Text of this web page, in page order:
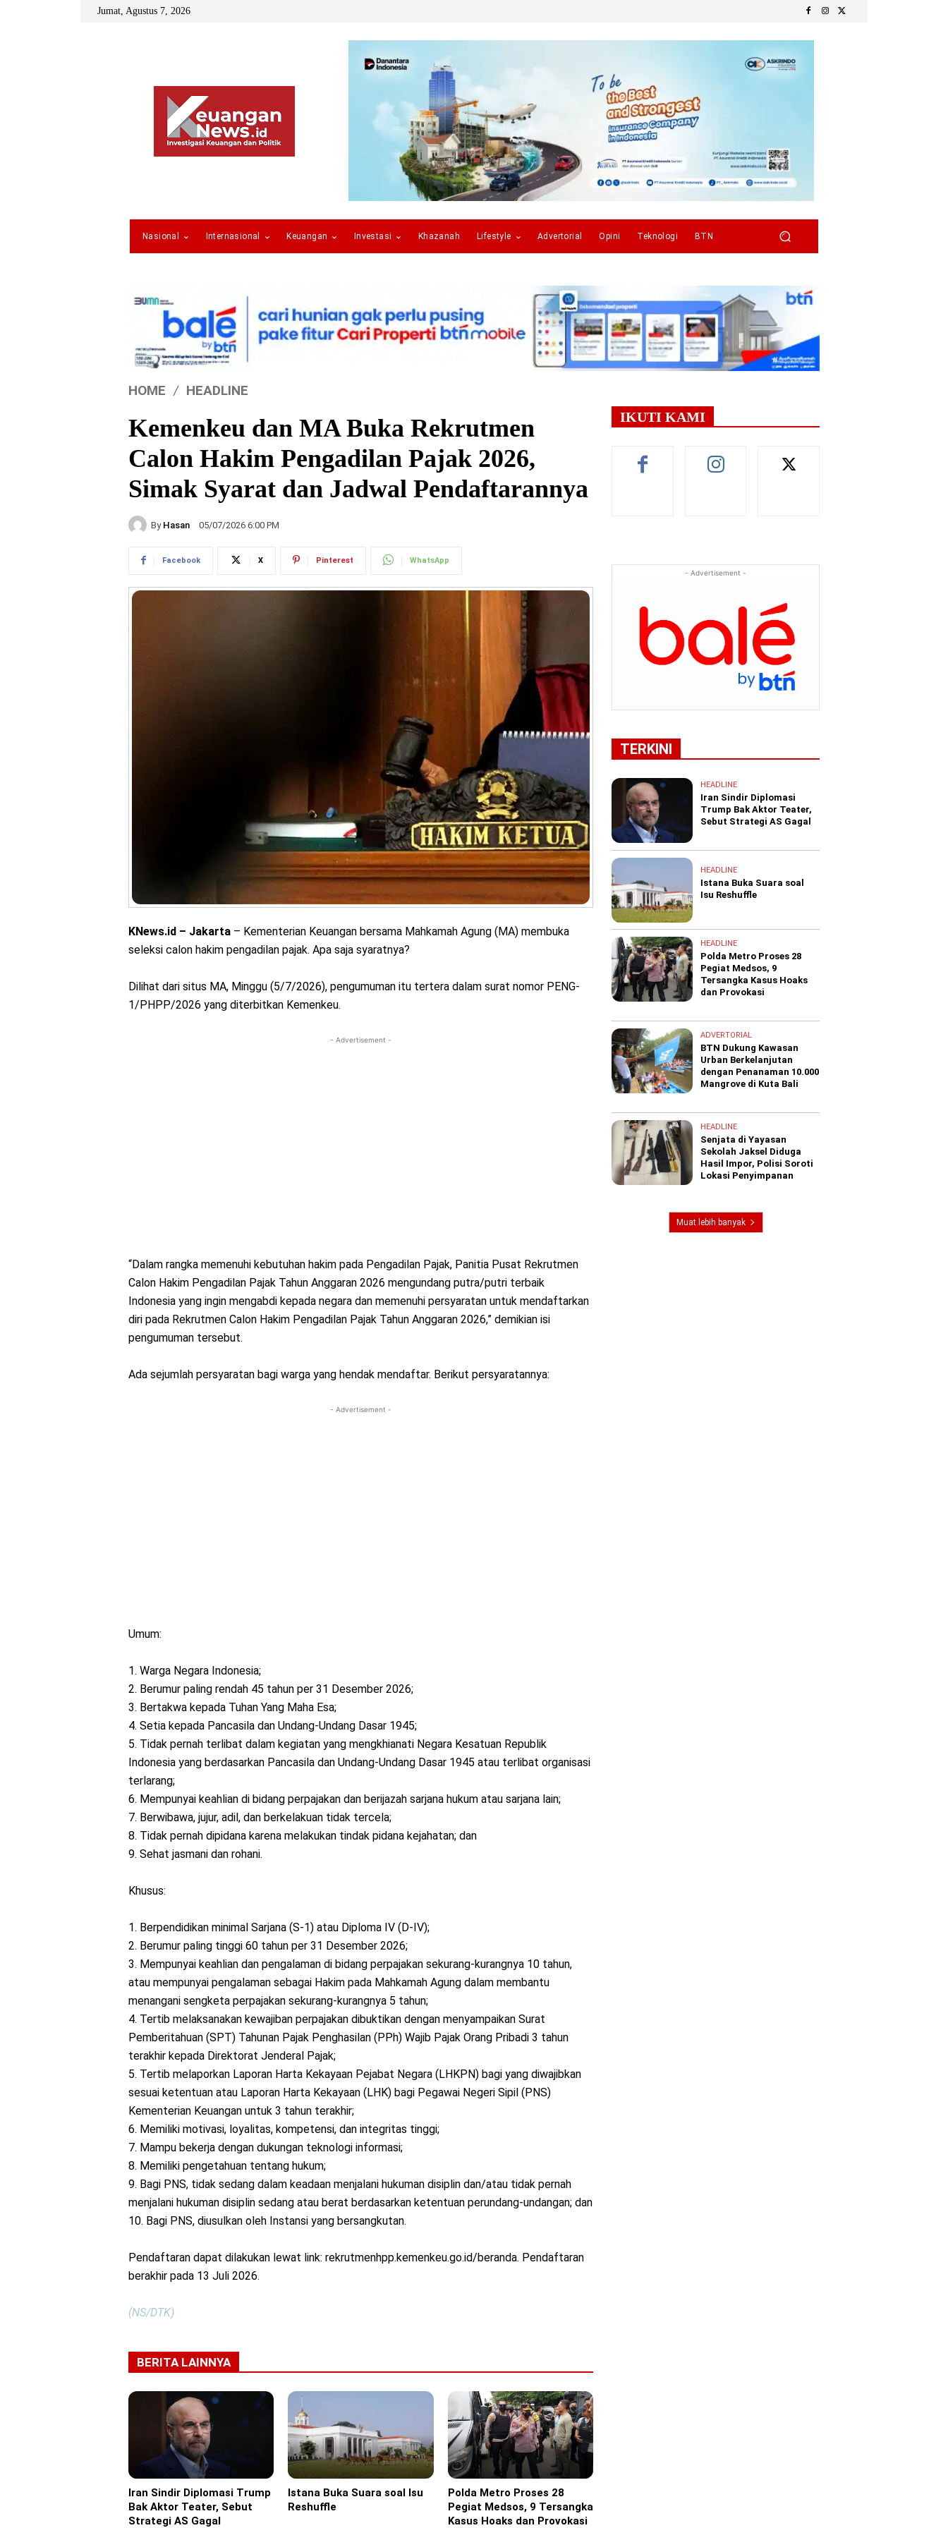
Jumat, Agustus 7, 2026
Nasional Internasional Keuangan Investasi Khazanah Lifestyle Advertorial Opini Teknologi BTN
HOME HEADLINE
Kemenkeu dan MA Buka Rekrutmen
Calon Hakim Pengadilan Pajak 2026,
Simak Syarat dan Jadwal Pendaftarannya
By Hasan 05/07/2026 6:00 PM
Facebook X Pinterest WhatsApp
KNews.id – Jakarta – Kementerian Keuangan bersama Mahkamah Agung (MA) membuka
seleksi calon hakim pengadilan pajak. Apa saja syaratnya?
Dilihat dari situs MA, Minggu (5/7/2026), pengumuman itu tertera dalam surat nomor PENG-
1/PHPP/2026 yang diterbitkan Kemenkeu.
- Advertisement -
“Dalam rangka memenuhi kebutuhan hakim pada Pengadilan Pajak, Panitia Pusat Rekrutmen
Calon Hakim Pengadilan Pajak Tahun Anggaran 2026 mengundang putra/putri terbaik
Indonesia yang ingin mengabdi kepada negara dan memenuhi persyaratan untuk mendaftarkan
diri pada Rekrutmen Calon Hakim Pengadilan Pajak Tahun Anggaran 2026,” demikian isi
pengumuman tersebut.
Ada sejumlah persyaratan bagi warga yang hendak mendaftar. Berikut persyaratannya:
- Advertisement -
Umum:
1. Warga Negara Indonesia;
2. Berumur paling rendah 45 tahun per 31 Desember 2026;
3. Bertakwa kepada Tuhan Yang Maha Esa;
4. Setia kepada Pancasila dan Undang-Undang Dasar 1945;
5. Tidak pernah terlibat dalam kegiatan yang mengkhianati Negara Kesatuan Republik
Indonesia yang berdasarkan Pancasila dan Undang-Undang Dasar 1945 atau terlibat organisasi
terlarang;
6. Mempunyai keahlian di bidang perpajakan dan berijazah sarjana hukum atau sarjana lain;
7. Berwibawa, jujur, adil, dan berkelakuan tidak tercela;
8. Tidak pernah dipidana karena melakukan tindak pidana kejahatan; dan
9. Sehat jasmani dan rohani.
Khusus:
1. Berpendidikan minimal Sarjana (S-1) atau Diploma IV (D-IV);
2. Berumur paling tinggi 60 tahun per 31 Desember 2026;
3. Mempunyai keahlian dan pengalaman di bidang perpajakan sekurang-kurangnya 10 tahun,
atau mempunyai pengalaman sebagai Hakim pada Mahkamah Agung dalam membantu
menangani sengketa perpajakan sekurang-kurangnya 5 tahun;
4. Tertib melaksanakan kewajiban perpajakan dibuktikan dengan menyampaikan Surat
Pemberitahuan (SPT) Tahunan Pajak Penghasilan (PPh) Wajib Pajak Orang Pribadi 3 tahun
terakhir kepada Direktorat Jenderal Pajak;
5. Tertib melaporkan Laporan Harta Kekayaan Pejabat Negara (LHKPN) bagi yang diwajibkan
sesuai ketentuan atau Laporan Harta Kekayaan (LHK) bagi Pegawai Negeri Sipil (PNS)
Kementerian Keuangan untuk 3 tahun terakhir;
6. Memiliki motivasi, loyalitas, kompetensi, dan integritas tinggi;
7. Mampu bekerja dengan dukungan teknologi informasi;
8. Memiliki pengetahuan tentang hukum;
9. Bagi PNS, tidak sedang dalam keadaan menjalani hukuman disiplin dan/atau tidak pernah
menjalani hukuman disiplin sedang atau berat berdasarkan ketentuan perundang-undangan; dan
10. Bagi PNS, diusulkan oleh Instansi yang bersangkutan.
Pendaftaran dapat dilakukan lewat link: rekrutmenhpp.kemenkeu.go.id/beranda. Pendaftaran
berakhir pada 13 Juli 2026.
(NS/DTK)
BERITA LAINNYA
Headline
Iran Sindir Diplomasi Trump
Bak Aktor Teater, Sebut
Strategi AS Gagal
Headline
Istana Buka Suara soal Isu
Reshuffle
Headline
Polda Metro Proses 28
Pegiat Medsos, 9 Tersangka
Kasus Hoaks dan Provokasi
IKUTI KAMI
- Advertisement -
TERKINI
HEADLINE
Iran Sindir Diplomasi
Trump Bak Aktor Teater,
Sebut Strategi AS Gagal
HEADLINE
Istana Buka Suara soal
Isu Reshuffle
HEADLINE
Polda Metro Proses 28
Pegiat Medsos, 9
Tersangka Kasus Hoaks
dan Provokasi
ADVERTORIAL
BTN Dukung Kawasan
Urban Berkelanjutan
dengan Penanaman 10.000
Mangrove di Kuta Bali
HEADLINE
Senjata di Yayasan
Sekolah Jaksel Diduga
Hasil Impor, Polisi Soroti
Lokasi Penyimpanan
Muat lebih banyak